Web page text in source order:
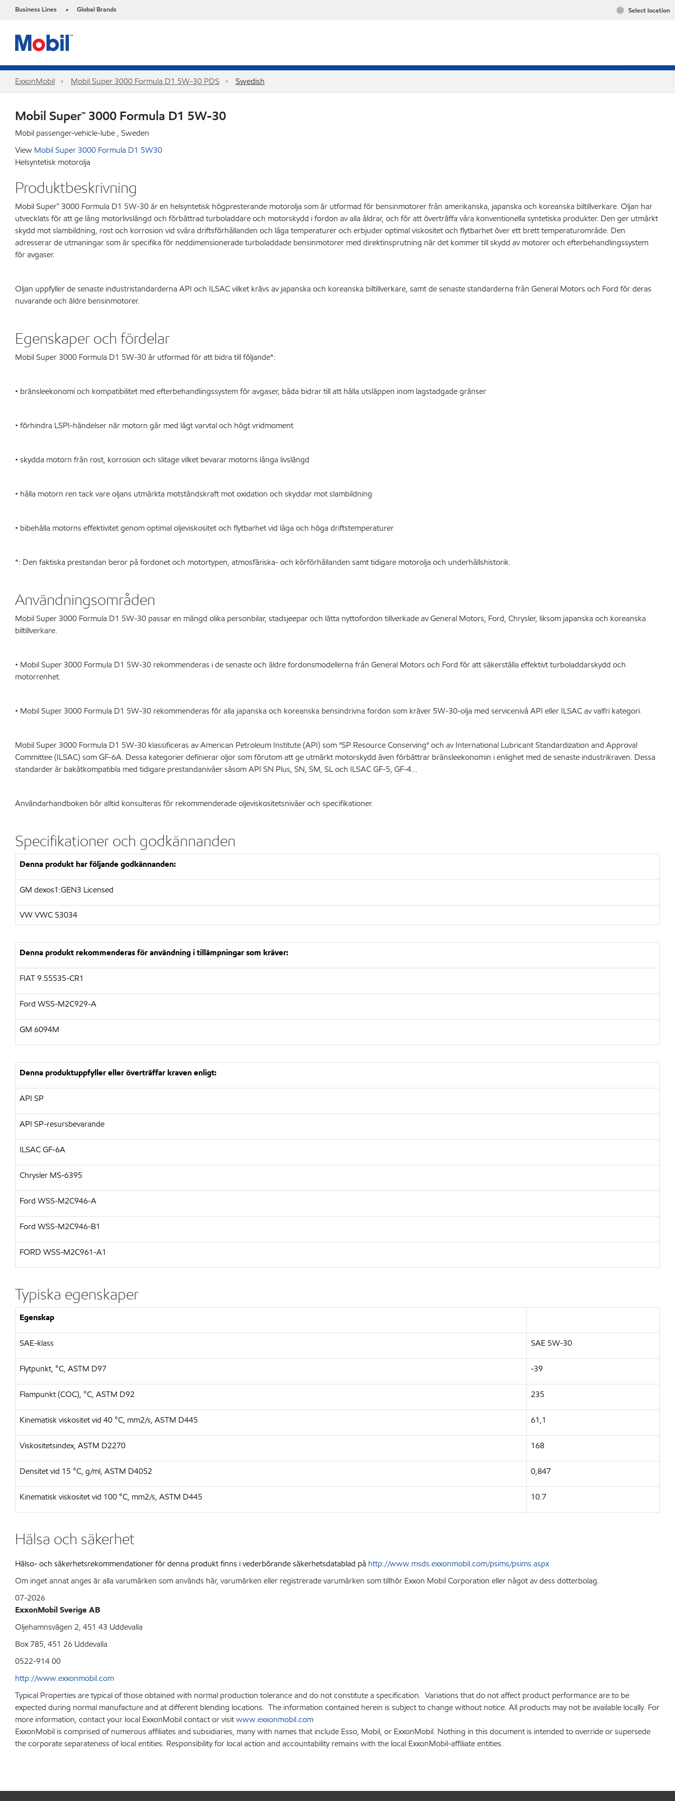
Business Lines • Global Brands Select location
ExxonMobil Mobil Super 3000 Formula D1 5W-30 PDS Swedish
Mobil Super™ 3000 Formula D1 5W-30
Mobil passenger-vehicle-lube , Sweden
View Mobil Super 3000 Formula D1 5W30
Helsyntetisk motorolja
Produktbeskrivning
Mobil Super™ 3000 Formula D1 5W-30 är en helsyntetisk högpresterande motorolja som är utformad för bensinmotorer från amerikanska, japanska och koreanska biltillverkare. Oljan har
utvecklats för att ge lång motorlivslängd och förbättrad turboladdare och motorskydd i fordon av alla åldrar, och för att överträffa våra konventionella syntetiska produkter. Den ger utmärkt
skydd mot slambildning, rost och korrosion vid svåra driftsförhållanden och låga temperaturer och erbjuder optimal viskositet och flytbarhet över ett brett temperaturområde. Den
adresserar de utmaningar som är specifika för neddimensionerade turboladdade bensinmotorer med direktinsprutning när det kommer till skydd av motorer och efterbehandlingssystem
för avgaser.
Oljan uppfyller de senaste industristandarderna API och ILSAC vilket krävs av japanska och koreanska biltillverkare, samt de senaste standarderna från General Motors och Ford för deras
nuvarande och äldre bensinmotorer.
Egenskaper och fördelar
Mobil Super 3000 Formula D1 5W-30 är utformad för att bidra till följande*:
• bränsleekonomi och kompatibilitet med efterbehandlingssystem för avgaser, båda bidrar till att hålla utsläppen inom lagstadgade gränser
• förhindra LSPI-händelser när motorn går med lågt varvtal och högt vridmoment
• skydda motorn från rost, korrosion och slitage vilket bevarar motorns långa livslängd
• hålla motorn ren tack vare oljans utmärkta motståndskraft mot oxidation och skyddar mot slambildning
• bibehålla motorns effektivitet genom optimal oljeviskositet och flytbarhet vid låga och höga driftstemperaturer
*: Den faktiska prestandan beror på fordonet och motortypen, atmosfäriska- och körförhållanden samt tidigare motorolja och underhållshistorik.
Användningsområden
Mobil Super 3000 Formula D1 5W-30 passar en mängd olika personbilar, stadsjeepar och lätta nyttofordon tillverkade av General Motors, Ford, Chrysler, liksom japanska och koreanska
biltillverkare.
• Mobil Super 3000 Formula D1 5W-30 rekommenderas i de senaste och äldre fordonsmodellerna från General Motors och Ford för att säkerställa effektivt turboladdarskydd och
motorrenhet.
• Mobil Super 3000 Formula D1 5W-30 rekommenderas för alla japanska och koreanska bensindrivna fordon som kräver 5W-30-olja med servicenivå API eller ILSAC av valfri kategori.
Mobil Super 3000 Formula D1 5W-30 klassificeras av American Petroleum Institute (API) som "SP Resource Conserving" och av International Lubricant Standardization and Approval
Committee (ILSAC) som GF-6A. Dessa kategorier definierar oljor som förutom att ge utmärkt motorskydd även förbättrar bränsleekonomin i enlighet med de senaste industrikraven. Dessa
standarder är bakåtkompatibla med tidigare prestandanivåer såsom API SN Plus, SN, SM, SL och ILSAC GF-5, GF-4...
Användarhandboken bör alltid konsulteras för rekommenderade oljeviskositetsnivåer och specifikationer.
Specifikationer och godkännanden
Denna produkt har följande godkännanden:
GM dexos1:GEN3 Licensed
VW VWC 53034
Denna produkt rekommenderas för användning i tillämpningar som kräver:
FIAT 9.55535-CR1
Ford WSS-M2C929-A
GM 6094M
Denna produktuppfyller eller överträffar kraven enligt:
API SP
API SP-resursbevarande
ILSAC GF-6A
Chrysler MS-6395
Ford WSS-M2C946-A
Ford WSS-M2C946-B1
FORD WSS-M2C961-A1
Typiska egenskaper
Egenskap
SAE-klass SAE 5W-30
Flytpunkt, °C, ASTM D97 -39
Flampunkt (COC), °C, ASTM D92 235
Kinematisk viskositet vid 40 °C, mm2/s, ASTM D445 61,1
Viskositetsindex, ASTM D2270 168
Densitet vid 15 °C, g/ml, ASTM D4052 0,847
Kinematisk viskositet vid 100 °C, mm2/s, ASTM D445 10.7
Hälsa och säkerhet
Hälso- och säkerhetsrekommendationer för denna produkt finns i vederbörande säkerhetsdatablad på http://www.msds.exxonmobil.com/psims/psims.aspx
Om inget annat anges är alla varumärken som används här, varumärken eller registrerade varumärken som tillhör Exxon Mobil Corporation eller något av dess dotterbolag.
07-2026
ExxonMobil Sverige AB
Oljehamnsvägen 2, 451 43 Uddevalla
Box 785, 451 26 Uddevalla
0522-914 00
http://www.exxonmobil.com
Typical Properties are typical of those obtained with normal production tolerance and do not constitute a specification. Variations that do not affect product performance are to be
expected during normal manufacture and at different blending locations. The information contained herein is subject to change without notice. All products may not be available locally. For
more information, contact your local ExxonMobil contact or visitwww.exxonmobil.com
ExxonMobil is comprised of numerous affiliates and subsidiaries, many with names that include Esso, Mobil, or ExxonMobil. Nothing in this document is intended to override or supersede
the corporate separateness of local entities. Responsibility for local action and accountability remains with the local ExxonMobil-affiliate entities.